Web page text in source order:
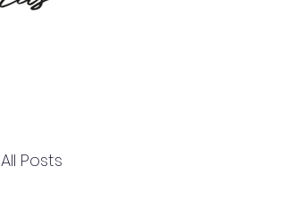
All Posts